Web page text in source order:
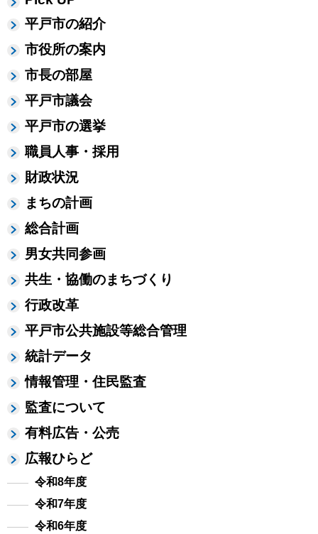
平戸市の紹介
市役所の案内
市長の部屋
平戸市議会
平戸市の選挙
職員人事・採用
財政状況
まちの計画
総合計画
男女共同参画
共生・協働のまちづくり
行政改革
平戸市公共施設等総合管理
統計データ
情報管理・住民監査
監査について
有料広告・公売
広報ひらど
令和8年度
令和7年度
令和6年度